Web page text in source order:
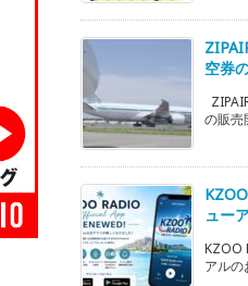
空券
の販売
ュー
KZOO
アル